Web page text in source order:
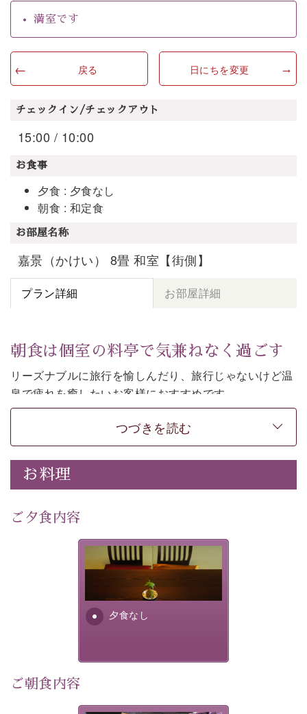
満室です
戻る 日にちを変更
チェックイン/チェックアウト
15:00 / 10:00
お食事
夕食 : 夕食なし
朝食 : 和定食
お部屋名称
嘉景（かけい） 8畳 和室【街側】
プラン詳細 お部屋詳細
朝食は個室の料亭で気兼ねなく過ごす
リーズナブルに旅行を愉しんだり、旅行じゃないけど温
泉で疲れを癒したいお客様におすすめです。
ご朝食は個室の料亭で気兼ねなくお食事をお愉しみくだ
-----------【安心への取り組み】----------
個室料亭、貸切風呂のご利用が可能な上、 安心安全にご
滞在いただけるよう
30項目以上からなる独自の衛生・消毒プログラムの基、
徹底した衛生管理を行っております。
-------------------------------------------------
・朝食は個室料亭で個室食
・諏訪大社4社を巡る無料参拝バス（事前予約制）
・館内着をご用意
・館内フリーWi-Fi
・駐車場完備
つづきを読む
お料理
ご夕食内容
夕食なし
夕食なしご夕食を追加される
場合は、二食付きのプランを
お選びくださいませ。
ご朝食内容